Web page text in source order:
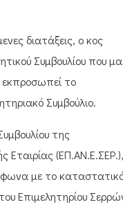
διατάξεις, ο κος
Συμβουλίου που
το
Συμβούλιο.
της
Εταιρίας (ΕΠ.ΑΝ.Ε.ΣΕΡ.),
με το
Επιμελητηρίου